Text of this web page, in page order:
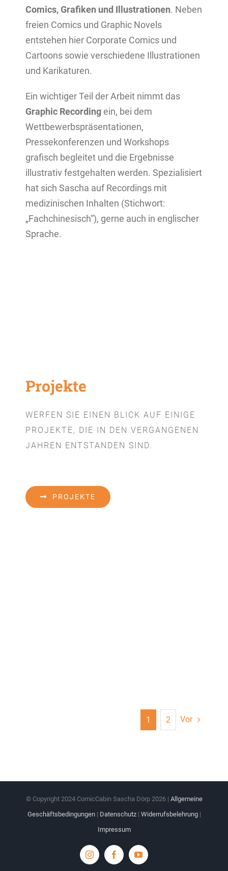
Comics, Grafiken und Illustrationen. Neben
freien Comics und Graphic Novels
entstehen hier Corporate Comics und
Cartoons sowie verschiedene Illustrationen
und Karikaturen.
Ein wichtiger Teil der Arbeit nimmt das
Graphic Recordingein, bei dem
Wettbewerbspräsentationen,
Pressekonferenzen und Workshops
grafisch begleitet und die Ergebnisse
illustrativ festgehalten werden. Spezialisiert
hat sich Sascha auf Recordings mit
medizinischen Inhalten (Stichwort:
„Fachchinesisch“), gerne auch in englischer
Sprache.
Projekte
WERFEN SIE EINEN BLICK AUF EINIGE
PROJEKTE, DIE IN DEN VERGANGENEN
JAHREN ENTSTANDEN SIND.
PROJEKTE
1 2 Vor
© Copyright 2024 ComicCabin Sascha Dörp 2026 | Allgemeine
Geschäftsbedingungen| Datenschutz| Widerrufsbelehrung|
Impressum
InstagramFacebookYouTube